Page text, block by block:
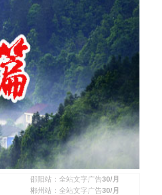
邵阳站：全站文字广告30/月
郴州站：全站文字广告30/月